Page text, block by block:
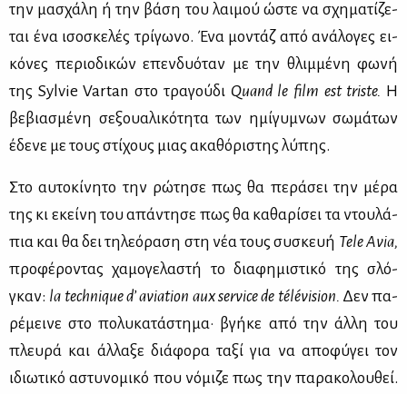
την μα­σχά­λη ή την βά­ση του λαι­μού ώστε να σχη­μα­τί­ζε­
ται ένα ισο­σκε­λές τρί­γω­νο. Ένα μο­ντάζ από ανά­λο­γες ει­
κό­νες πε­ριο­δι­κών επεν­δυό­ταν με την θλιμ­μέ­νη φω­νή
της Sylvie Vartan στο τρα­γού­δι Quand le film est triste. Η
βε­βια­σμέ­νη σε­ξουα­λι­κό­τη­τα των ημί­γυ­μνων σω­μά­των
έδε­νε με τους στί­χους μιας ακα­θό­ρι­στης λύ­πης.
Στο αυ­το­κί­νη­το την ρώ­τη­σε πως θα πε­ρά­σει την μέ­ρα
της κι εκεί­νη του απά­ντη­σε πως θα κα­θα­ρί­σει τα ντου­λά­
πια και θα δει τη­λε­ό­ρα­ση στη νέα τους συ­σκευή TeleAvia,
προ­φέ­ρο­ντας χα­μο­γε­λα­στή το δια­φη­μι­στι­κό της σλό­
γκαν: la techniqued’aviation auxservicede télévision. Δεν πα­
ρέ­μει­νε στο πο­λυ­κα­τά­στη­μα· βγή­κε από την άλ­λη του
πλευ­ρά και άλ­λα­ξε διά­φο­ρα τα­ξί για να απο­φύ­γει τον
ιδιω­τι­κό αστυ­νο­μι­κό που νό­μι­ζε πως την πα­ρα­κο­λου­θεί.